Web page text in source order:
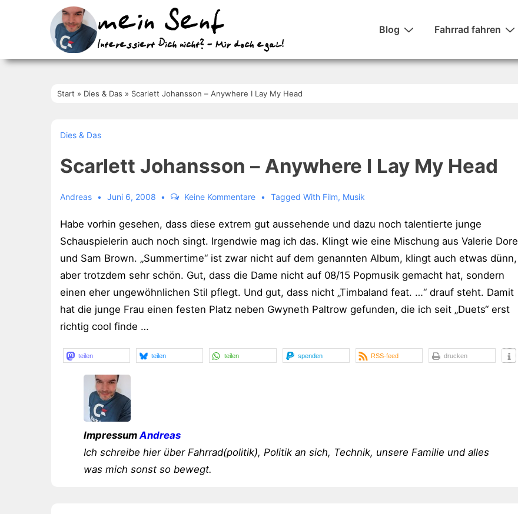
Hauptnavigation
Blog Fahrrad fahren
Start » Dies & Das » Scarlett Johansson – Anywhere I Lay My Head
Dies & Das
Scarlett Johansson – Anywhere I Lay My Head
Andreas Juni 6, 2008 Keine Kommentare Tagged With Film, Musik
Habe vorhin gesehen, dass diese extrem gut aussehende und dazu noch talentierte junge
Schauspielerin auch noch singt. Irgendwie mag ich das. Klingt wie eine Mischung aus Valerie Dore
und Sam Brown. „Summertime“ ist zwar nicht auf dem genannten Album, klingt auch etwas dünn,
aber trotzdem sehr schön. Gut, dass die Dame nicht auf 08/15 Popmusik gemacht hat, sondern
einen eher ungewöhnlichen Stil pflegt. Und gut, dass nicht „Timbaland feat. …“ drauf steht. Damit
hat die junge Frau einen festen Platz neben Gwyneth Paltrow gefunden, die ich seit „Duets“ erst
richtig cool finde …
teilen teilen teilen spenden RSS-feed drucken
Impressum Andreas
Ich schreibe hier über Fahrrad(politik), Politik an sich, Technik, unsere Familie und alles
was mich sonst so bewegt.